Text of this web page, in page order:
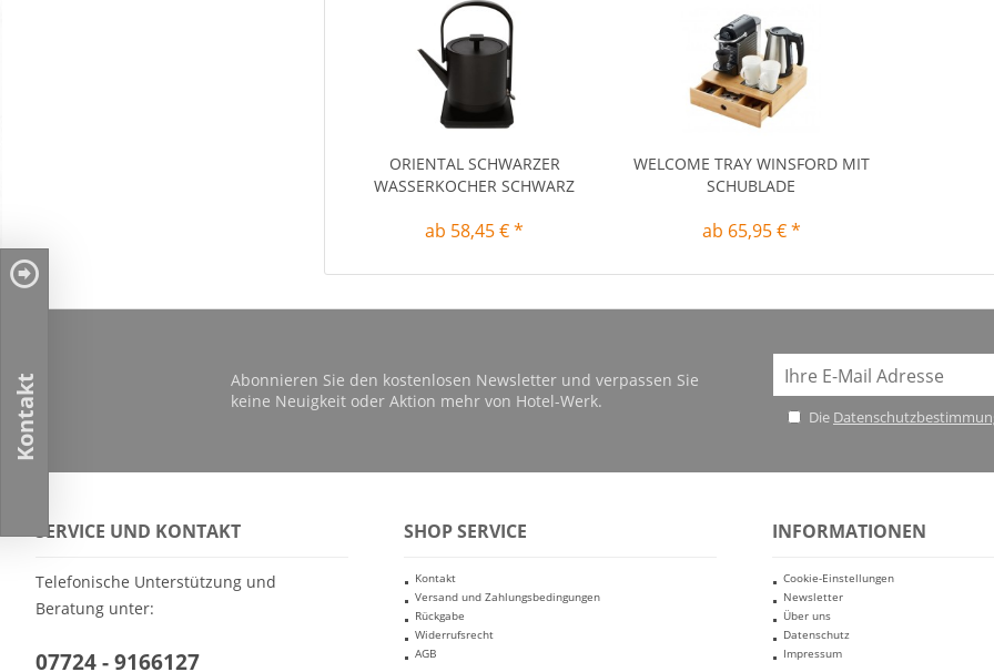
ORIENTAL SCHWARZER
WASSERKOCHER SCHWARZ
ab 58,45 € *
WELCOME TRAY WINSFORD MIT
SCHUBLADE
ab 65,95 € *
Abonnieren Sie den kostenlosen Newsletter und verpassen Sie
keine Neuigkeit oder Aktion mehr von Hotel-Werk.
Die
SERVICE UND KONTAKT
Telefonische Unterstützung und
Beratung unter:
07724 - 9166127
SHOP SERVICE
Kontakt
Versand und Zahlungsbedingungen
Rückgabe
Widerrufsrecht
AGB
INFORMATIONEN
Cookie-Einstellungen
Newsletter
Über uns
Datenschutz
Impressum
Kontakt